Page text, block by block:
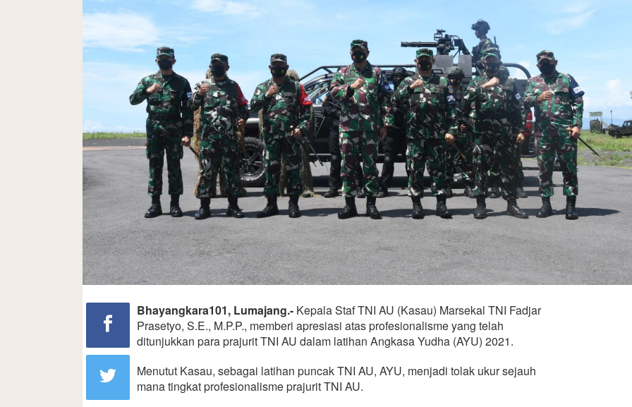
Bhayangkara101, Lumajang.-Kepala Staf TNI AU (Kasau) Marsekal TNI Fadjar
Prasetyo, S.E., M.P.P., memberi apresiasi atas profesionalisme yang telah
ditunjukkan para prajurit TNI AU dalam latihan Angkasa Yudha (AYU) 2021.
Menutut Kasau, sebagai latihan puncak TNI AU, AYU, menjadi tolak ukur sejauh
mana tingkat profesionalisme prajurit TNI AU.